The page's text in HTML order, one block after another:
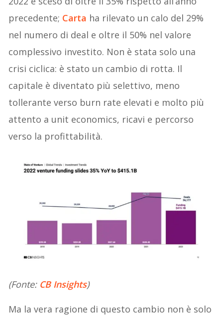
precedente; Carta ha rilevato un calo del 29%
nel numero di deal e oltre il 50% nel valore
complessivo investito. Non è stata solo una
crisi ciclica: è stato un cambio di rotta. Il
capitale è diventato più selettivo, meno
tollerante verso burn rate elevati e molto più
attento a unit economics, ricavi e percorso
verso la profittabilità.
(Fonte: CB Insights)
Ma la vera ragione di questo cambio non è solo